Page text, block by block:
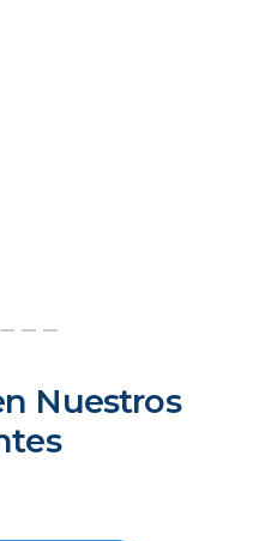
Nuestros